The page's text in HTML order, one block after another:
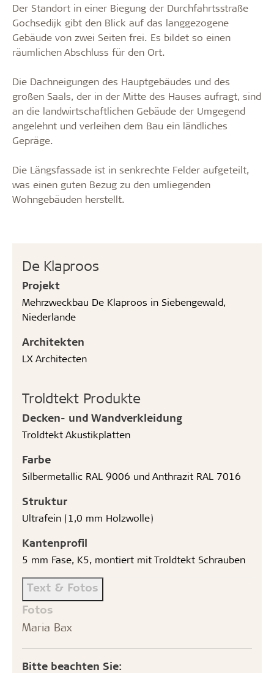
De Klaproos
Projekt
Mehrzweckbau De Klaproos in Siebengewald,
Niederlande
Architekten
LX Architecten
Troldtekt Produkte
Decken- und Wandverkleidung
Troldtekt Akustikplatten
Farbe
Silbermetallic RAL 9006 und Anthrazit RAL 7016
Struktur
Ultrafein (1,0 mm Holzwolle)
Kantenprofil
5 mm Fase, K5, montiert mit Troldtekt Schrauben
Text & Fotos
Fotos
Maria Bax
Bitte beachten Sie:
Der Standort in einer Biegung der Durchfahrtsstraße
Gochsedijk gibt den Blick auf das langgezogene
Gebäude von zwei Seiten frei. Es bildet so einen
räumlichen Abschluss für den Ort.
Die Dachneigungen des Hauptgebäudes und des
großen Saals, der in der Mitte des Hauses aufragt, sind
an die landwirtschaftlichen Gebäude der Umgegend
angelehnt und verleihen dem Bau ein ländliches
Gepräge.
Die Längsfassade ist in senkrechte Felder aufgeteilt,
was einen guten Bezug zu den umliegenden
Wohngebäuden herstellt.